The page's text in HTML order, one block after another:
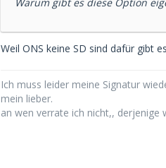
Weil ONS keine SD sind dafür gibt
Ich muss leider meine Signatur
mein lieber.
an wen verrate ich nicht,, derjenige